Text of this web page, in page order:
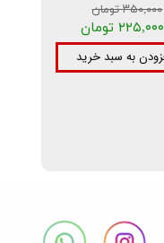
۳۵۰,۰۰۰ تومان
۲۲۵,۰۰۰ تومان
به سبد خرید